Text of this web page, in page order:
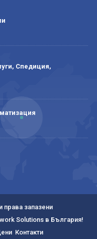
Спедиция,
права запазени
Solutions в България!
Контакти